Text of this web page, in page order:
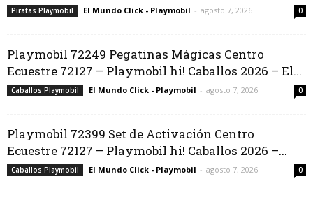
Piratas Playmobil El Mundo Click - Playmobil - agosto 7, 2026 0
Playmobil 72249 Pegatinas Mágicas Centro
Ecuestre 72127 – Playmobil hi! Caballos 2026 – El...
Caballos Playmobil El Mundo Click - Playmobil - agosto 7, 2026 0
Playmobil 72399 Set de Activación Centro
Ecuestre 72127 – Playmobil hi! Caballos 2026 –...
Caballos Playmobil El Mundo Click - Playmobil - agosto 7, 2026 0